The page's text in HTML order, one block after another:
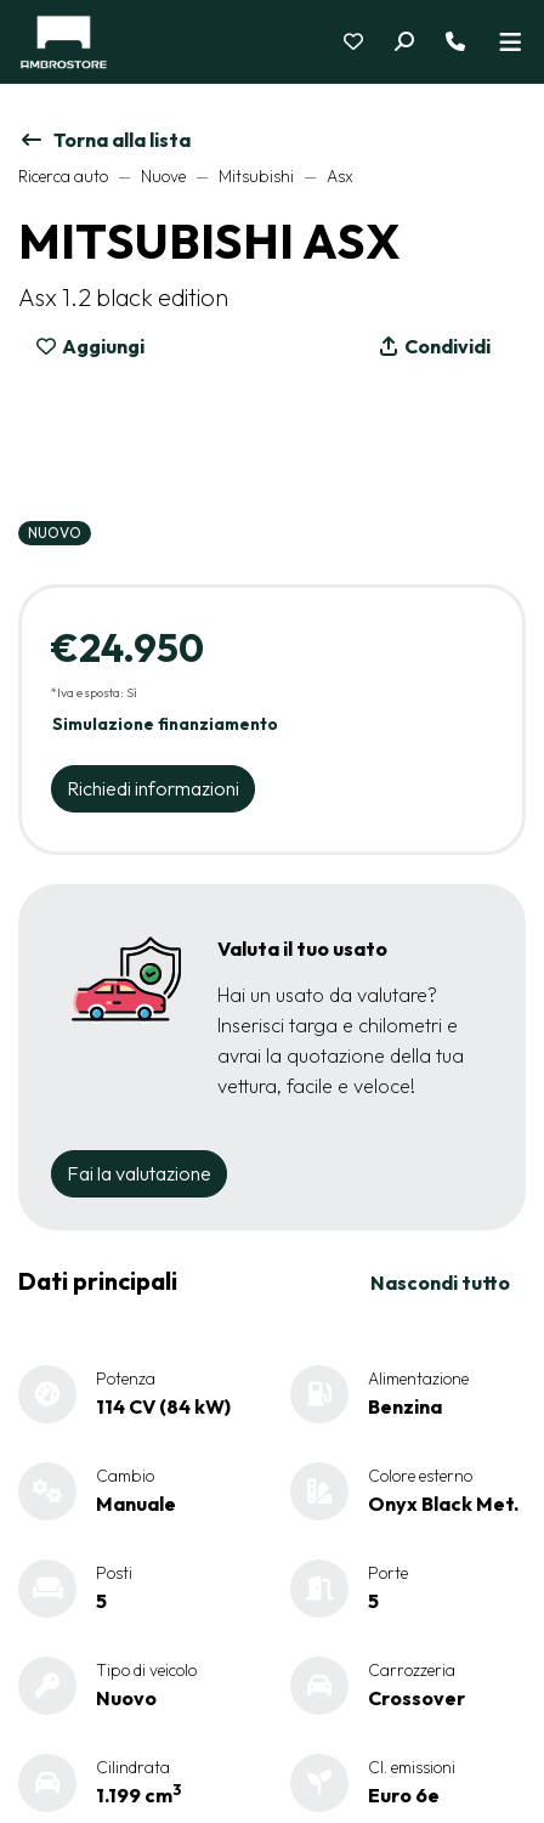
Torna alla lista
Ricerca auto Nuove Mitsubishi Asx
MITSUBISHI ASX
Asx 1.2 black edition
Aggiungi Condividi
NUOVO
€24.950
*Iva esposta: Sì
Simulazione finanziamento
Richiedi informazioni
Valuta il tuo usato
Hai un usato da valutare?
Inserisci targa e chilometri e
avrai la quotazione della tua
vettura, facile e veloce!
Fai la valutazione
Dati principali Nascondi tutto
Potenza
114 CV (84 kW)
Alimentazione
Benzina
Cambio
Manuale
Colore esterno
Onyx Black Met.
Posti
5
Porte
5
Tipo di veicolo
Nuovo
Carrozzeria
Crossover
Cilindrata
1.199 cm3
Cl. emissioni
Euro 6e